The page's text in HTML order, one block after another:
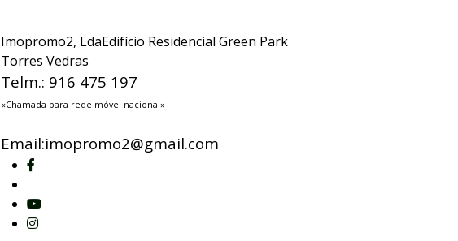
Imopromo2, LdaEdifício Residencial Green Park
Torres Vedras
Telm.: 916 475 197
«Chamada para rede móvel nacional»
Email:imopromo2@gmail.com